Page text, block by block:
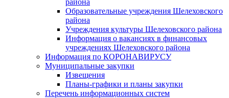
Образовательные учреждения Шелеховского
района
Учреждения культуры Шелеховского района
Информация о вакансиях в финансовых
учреждениях Шелеховского района
Информация по КОРОНАВИРУСУ
Муниципальные закупки
Извещения
Планы-графики и планы закупки
Перечень информационных систем